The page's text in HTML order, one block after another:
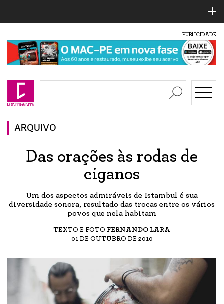
PUBLICIDADE
ARQUIVO
Das orações às rodas de
ciganos
Um dos aspectos admiráveis de Istambul é sua
diversidade sonora, resultado das trocas entre os vários
povos que nela habitam
TEXTO E FOTO FERNANDO LARA
01 DE OUTUBRO DE 2010